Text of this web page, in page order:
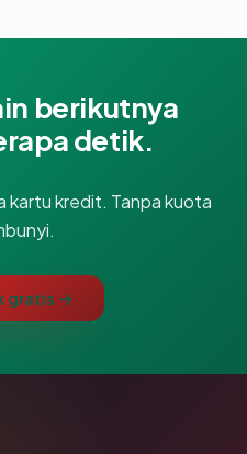
berikutnya
detik.
kartu kredit. Tanpa kuota
gratis →